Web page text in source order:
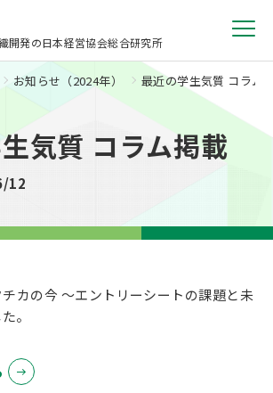
開発の日本経営協会総合研究所
お知らせ（2024年） 最近の学生気質 コラム
気質 コラム掲載
12
カの今 ～エントリーシートの課題と未
。